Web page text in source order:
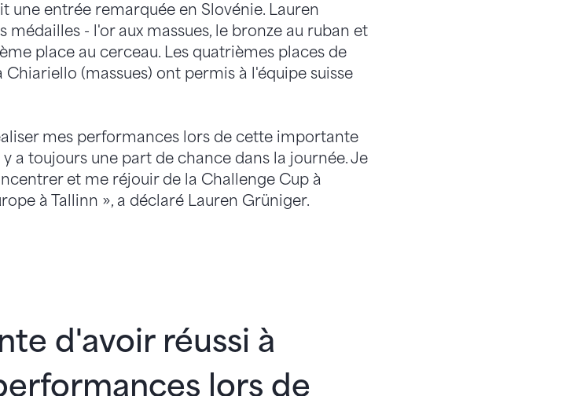
une entrée remarquée en Slovénie. Lauren
- l'or aux massues, le bronze au ruban et
place au cerceau. Les quatrièmes places de
(massues) ont permis à l'équipe suisse
mes performances lors de cette importante
a toujours une part de chance dans la journée. Je
et me réjouir de la Challenge Cup à
à Tallinn », a déclaré Lauren Grüniger.
d'avoir réussi à
lors de